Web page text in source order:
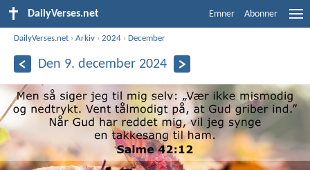
DailyVerses.net Emner Abonner
DailyVerses.net ›Arkiv ›2024 ›December
Den 9. december 2024